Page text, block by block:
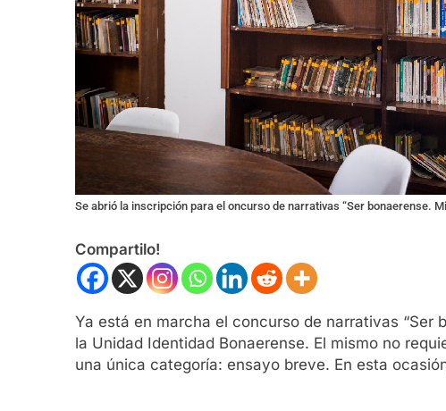
Se abrió la inscripción para el oncurso de narrativas “Ser bonaerense.
Compartilo!
Ya está en marcha el concurso de narrativas “Ser
la Unidad Identidad Bonaerense. El mismo no
una única categoría: ensayo breve. En esta